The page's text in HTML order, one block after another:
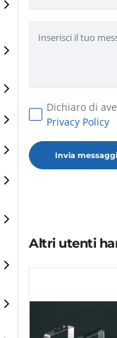
Dichiaro di
Privacy Policy
Altri utenti